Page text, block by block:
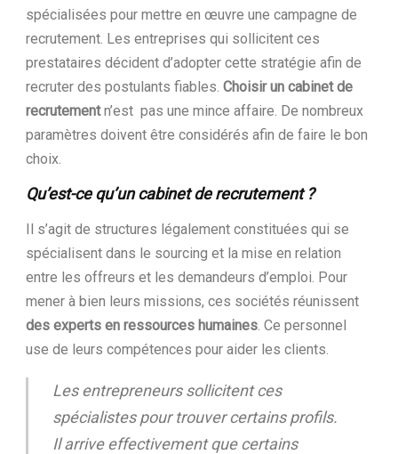
spécialisées pour mettre en œuvre une campagne de
recrutement. Les entreprises qui sollicitent ces
prestataires décident d’adopter cette stratégie afin de
recruter des postulants fiables. Choisir un cabinet de
recrutementn’est pas une mince affaire. De nombreux
paramètres doivent être considérés afin de faire le bon
choix.
Qu’est-ce qu’un cabinet de recrutement ?
Il s’agit de structures légalement constituées qui se
spécialisent dans le sourcing et la mise en relation
entre les offreurs et les demandeurs d’emploi. Pour
mener à bien leurs missions, ces sociétés réunissent
des experts en ressources humaines. Ce personnel
use de leurs compétences pour aider les clients.
Les entrepreneurs sollicitent ces
spécialistes pour trouver certains profils.
Il arrive effectivement que certains